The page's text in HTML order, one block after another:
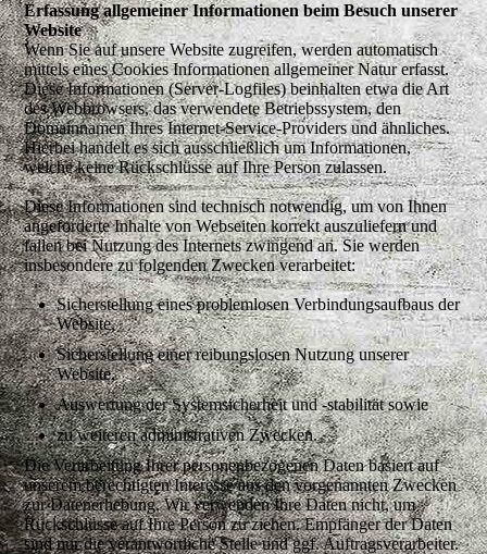
Erfassung allgemeiner Informationen beim Besuch unserer
Website
Wenn Sie auf unsere Website zugreifen, werden automatisch
mittels eines Cookies Informationen allgemeiner Natur erfasst.
Diese Informationen (Server-Logfiles) beinhalten etwa die Art
des Webbrowsers, das verwendete Betriebssystem, den
Domainnamen Ihres Internet-Service-Providers und ähnliches.
Hierbei handelt es sich ausschließlich um Informationen,
welche keine Rückschlüsse auf Ihre Person zulassen.
Diese Informationen sind technisch notwendig, um von Ihnen
angeforderte Inhalte von Webseiten korrekt auszuliefern und
fallen bei Nutzung des Internets zwingend an. Sie werden
insbesondere zu folgenden Zwecken verarbeitet:
Sicherstellung eines problemlosen Verbindungsaufbaus der
Website,
Sicherstellung einer reibungslosen Nutzung unserer
Website,
Auswertung der Systemsicherheit und -stabilität sowie
zu weiteren administrativen Zwecken.
Die Verarbeitung Ihrer personenbezogenen Daten basiert auf
unserem berechtigten Interesse aus den vorgenannten Zwecken
zur Datenerhebung. Wir verwenden Ihre Daten nicht, um
Rückschlüsse auf Ihre Person zu ziehen. Empfänger der Daten
sind nur die verantwortliche Stelle und ggf. Auftragsverarbeiter.